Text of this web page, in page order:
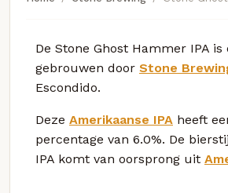
De Stone Ghost Hammer IPA is
gebrouwen door Stone
Escondido.
Deze Amerikaanse IPA heeft
percentage van 6.0%. De
IPA komt van oorsprong uit